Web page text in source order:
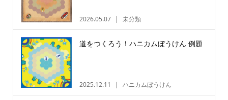
2026.05.07 未分類
道をつくろう！ハニカムぼうけん 例題
2025.12.11 ハニカムぼうけん